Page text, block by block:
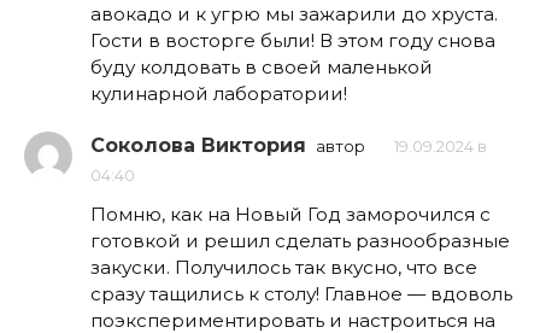
авокадо и к угрю мы зажарили до хруста.
Гости в восторге были! В этом году снова
буду колдовать в своей маленькой
кулинарной лаборатории!
Соколова Виктория автор
19.09.2024 в
04:40
Помню, как на Новый Год заморочился с
готовкой и решил сделать разнообразные
закуски. Получилось так вкусно, что все
сразу тащились к столу! Главное — вдоволь
поэкспериментировать и настроиться на